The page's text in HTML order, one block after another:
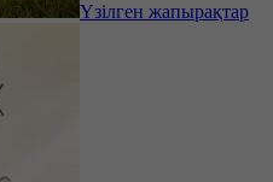
Үзілген жапырақтар